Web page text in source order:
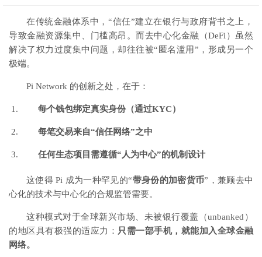
在传统金融体系中，“信任”建立在银行与政府背书之上，
导致金融资源集中、门槛高昂。而去中心化金融（DeFi）虽然
解决了权力过度集中问题，却往往被“匿名滥用”，形成另一个
极端。
Pi Network 的创新之处，在于：
每个钱包绑定真实身份（通过KYC）
每笔交易来自“信任网络”之中
任何生态项目需遵循“人为中心”的机制设计
这使得 Pi 成为一种罕见的“带身份的加密货币”，兼顾去中
心化的技术与中心化的合规监管需要。
这种模式对于全球新兴市场、未被银行覆盖（unbanked）
的地区具有极强的适应力： 只需一部手机，就能加入全球金融
网络。